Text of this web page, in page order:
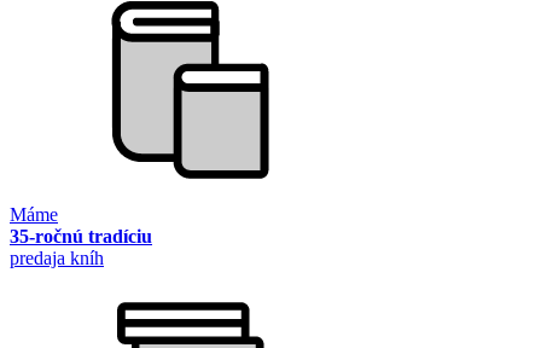
Máme
35-ročnú tradíciu
predaja kníh